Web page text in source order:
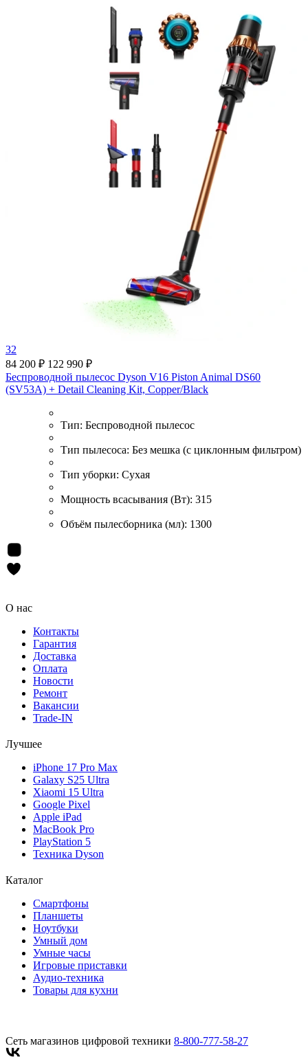
32
84 200 ₽ 122 990 ₽
Беспроводной пылесос Dyson V16 Piston Animal DS60
(SV53A) + Detail Cleaning Kit, Copper/Black
Тип: Беспроводной пылесос
Тип пылесоса: Без мешка (с циклонным фильтром)
Тип уборки: Сухая
Мощность всасывания (Вт): 315
Объём пылесборника (мл): 1300
О нас
Контакты
Гарантия
Доставка
Оплата
Новости
Ремонт
Вакансии
Trade-IN
Лучшее
iPhone 17 Pro Max
Galaxy S25 Ultra
Xiaomi 15 Ultra
Google Pixel
Apple iPad
MacBook Pro
PlayStation 5
Техника Dyson
Каталог
Смартфоны
Планшеты
Ноутбуки
Умный дом
Умные часы
Игровые приставки
Аудио-техника
Товары для кухни
Сеть магазинов цифровой техники 8-800-777-58-27